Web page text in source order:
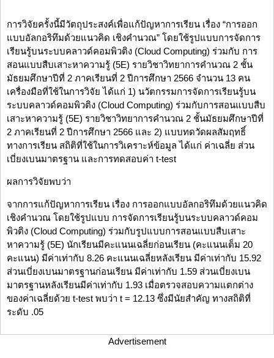
การวิจัยครั้งนี้มีวัตถุประสงค์เพื่อแก้ปัญหาการเรียน เรื่อง “การออก
แบบอัลกอริทึมด้วยแนวคิด เชิงคำนวณ” โดยใช้รูปแบบการจัดการ
เรียนรู้บนระบบคลาวด์คอมพิวติง (Cloud Computing) ร่วมกับ การ
สอนแบบสืบเสาะหาความรู้ (5E) รายวิชาวิทยาการคำนวณ 2 ชั้น
มัธยมศึกษาปีที่ 2 ภาคเรียนที่ 2 ปีการศึกษา 2566 จำนวน 13 คน
เครื่องมือที่ใช้ในการวิจัย ได้แก่ 1) นวัตกรรมการจัดการเรียนรู้บน
ระบบคลาวด์คอมพิวติง (Cloud Computing) ร่วมกับการสอนแบบสืบ
เสาะหาความรู้ (5E) รายวิชาวิทยาการคำนวณ 2 ชั้นมัธยมศึกษาปีที่
2 ภาคเรียนที่ 2 ปีการศึกษา 2566 และ 2) แบบทดวัดผลสัมฤทธิ์
ทางการเรียน สถิติที่ใช้ในการวิเคราะห์ข้อมูล ได้แก่ ค่าเฉลี่ย ส่วน
เบี่ยงเบนมาตรฐาน และการทดสอบค่า t-test
ผลการวิจัยพบว่า
จากการแก้ปัญหาการเรียน เรื่อง การออกแบบอัลกอริทึมด้วยแนวคิด
เชิงคำนวณ โดยใช้รูปแบบ การจัดการเรียนรู้บนระบบคลาวด์คอม
พิวติง (Cloud Computing) ร่วมกับรูปแบบการสอนแบบสืบเสาะ
หาความรู้ (5E) นักเรียนมีคะแนนเฉลี่ยก่อนเรียน (คะแนนเต็ม 20
คะแนน) มีค่าเท่ากับ 8.26 คะแนนเฉลี่ยหลังเรียน มีค่าเท่ากับ 15.92
ส่วนเบี่ยงเบนมาตรฐานก่อนเรียน มีค่าเท่ากับ 1.59 ส่วนเบี่ยงเบน
มาตรฐานหลังเรียนมีค่าเท่ากับ 1.93 เมื่อตรวจสอบความแตกต่าง
ของค่าเฉลี่ยด้วย t-test พบว่า t = 12.13 ซึ่งมีนัยสำคัญ ทางสถิติที่
ระดับ .05
Advertisement